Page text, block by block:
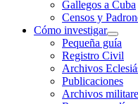
Gallegos a Cuba
Censos y
Cómo investigar
Pequeña guía
Registro Civil
Archivos
Publicaciones
Archivos